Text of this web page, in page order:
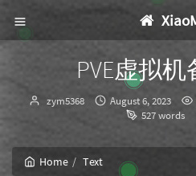
PVE虚拟机
Author：
zym5368
发
August 6, 2023
527 words
Home Text